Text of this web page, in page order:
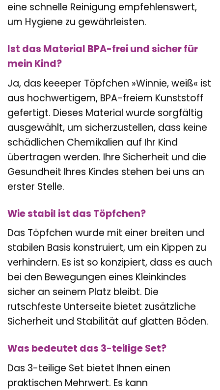
eine schnelle Reinigung empfehlenswert,
um Hygiene zu gewährleisten.
Ist das Material BPA-frei und sicher für
mein Kind?
Ja, das keeeper Töpfchen »Winnie, weiß« ist
aus hochwertigem, BPA-freiem Kunststoff
gefertigt. Dieses Material wurde sorgfältig
ausgewählt, um sicherzustellen, dass keine
schädlichen Chemikalien auf Ihr Kind
übertragen werden. Ihre Sicherheit und die
Gesundheit Ihres Kindes stehen bei uns an
erster Stelle.
Wie stabil ist das Töpfchen?
Das Töpfchen wurde mit einer breiten und
stabilen Basis konstruiert, um ein Kippen zu
verhindern. Es ist so konzipiert, dass es auch
bei den Bewegungen eines Kleinkindes
sicher an seinem Platz bleibt. Die
rutschfeste Unterseite bietet zusätzliche
Sicherheit und Stabilität auf glatten Böden.
Was bedeutet das 3-teilige Set?
Das 3-teilige Set bietet Ihnen einen
praktischen Mehrwert. Es kann